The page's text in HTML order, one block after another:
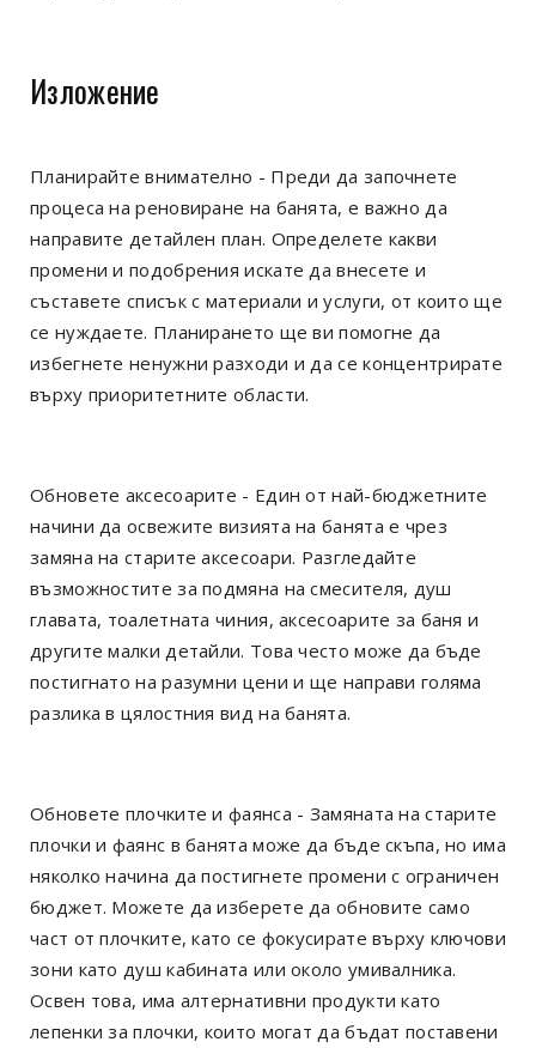
Изложение
Планирайте внимателно - Преди да започнете
процеса на реновиране на банята, е важно да
направите детайлен план. Определете какви
промени и подобрения искате да внесете и
съставете списък с материали и услуги, от които ще
се нуждаете. Планирането ще ви помогне да
избегнете ненужни разходи и да се концентрирате
върху приоритетните области.
Обновете аксесоарите - Един от най-бюджетните
начини да освежите визията на банята е чрез
замяна на старите аксесоари. Разгледайте
възможностите за подмяна на смесителя, душ
главата, тоалетната чиния, аксесоарите за баня и
другите малки детайли. Това често може да бъде
постигнато на разумни цени и ще направи голяма
разлика в цялостния вид на банята.
Обновете плочките и фаянса - Замяната на старите
плочки и фаянс в банята може да бъде скъпа, но има
няколко начина да постигнете промени с ограничен
бюджет. Можете да изберете да обновите само
част от плочките, като се фокусирате върху ключови
зони като душ кабината или около умивалника.
Освен това, има алтернативни продукти като
лепенки за плочки, които могат да бъдат поставени